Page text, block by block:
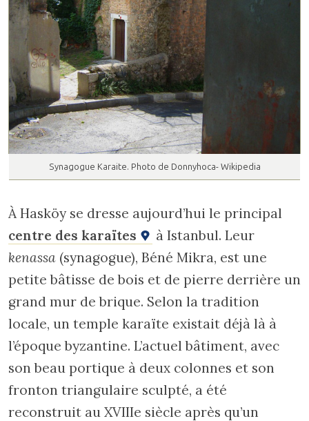
Synagogue Karaite. Photo de Donnyhoca- Wikipedia
À Hasköy se dresse aujourd’hui le principal
centre des karaïtes
à Istanbul. Leur
kenassa (synagogue), Béné Mikra, est une
petite bâtisse de bois et de pierre derrière un
grand mur de brique. Selon la tradition
locale, un temple karaïte existait déjà là à
l’époque byzantine. L’actuel bâtiment, avec
son beau portique à deux colonnes et son
fronton triangulaire sculpté, a été
reconstruit au XVIIIe siècle après qu’un